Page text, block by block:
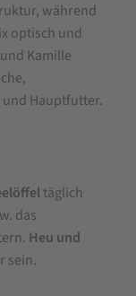
während
optisch und
Kamille
Hauptfutter.
täglich
das
Heu und
sein.